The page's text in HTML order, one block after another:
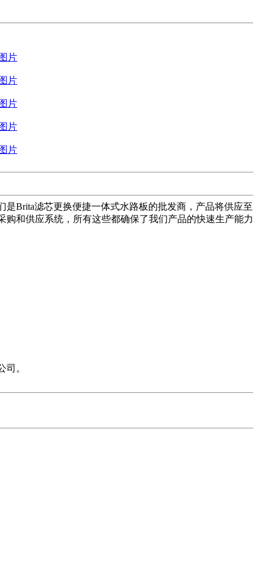
Brita滤芯更换便捷一体式水路板的批发商，产品将供应至
和供应系统，所有这些都确保了我们产品的快速生产能力
。